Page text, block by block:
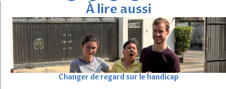
À lire aussi
Changer de regard sur le handicap